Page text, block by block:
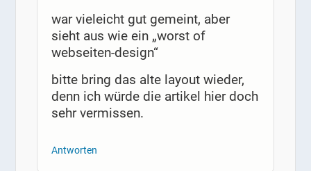
war vieleicht gut gemeint, aber
sieht aus wie ein „worst of
webseiten-design“
bitte bring das alte layout wieder,
denn ich würde die artikel hier doch
sehr vermissen.
Antworten